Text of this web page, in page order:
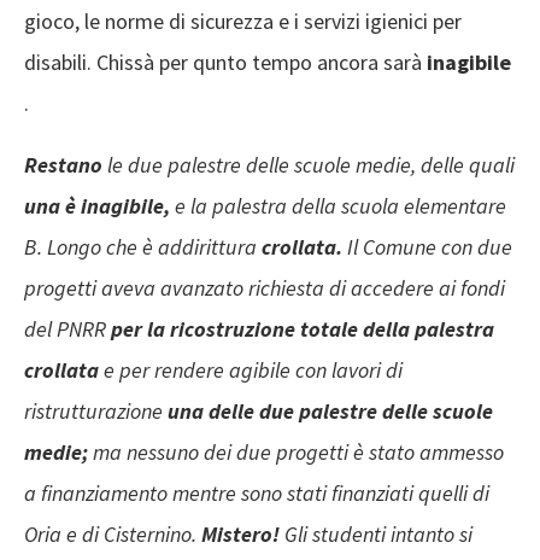
gioco, le norme di sicurezza e i servizi igienici per
disabili. Chissà per qunto tempo ancora sarà inagibile
.
Restano le due palestre delle scuole medie, delle quali
una è inagibile, e la palestra della scuola elementare
B. Longo che è addirittura crollata. Il Comune con due
progetti aveva avanzato richiesta di accedere ai fondi
del PNRRper la ricostruzione totale della palestra
crollatae per rendere agibile con lavori di
ristrutturazione una delle due palestre delle scuole
medie;ma nessuno dei due progetti è stato ammesso
a finanziamento mentre sono stati finanziati quelli di
Oria e di Cisternino. Mistero! Gli studenti intanto si